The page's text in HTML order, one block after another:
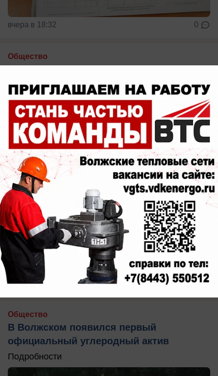
вчера в 18:32 0
Общество
дополнительную электричку после
матча
Расписание изменится 9 августа
вчера в 17:32 0
Общество
В Волжском появился первый
официальный углеродный актив
Подробности